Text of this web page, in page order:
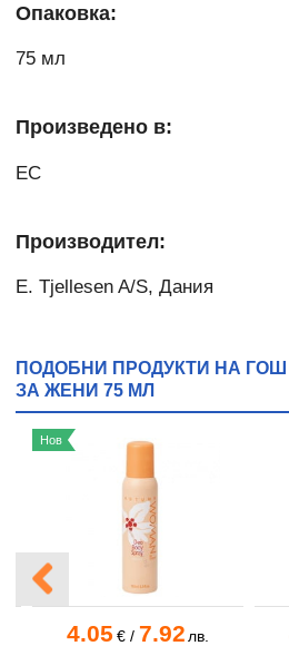
Опаковка:
75 мл
Произведено в:
ЕС
Производител:
E. Tjellesen A/S, Дания
ПОДОБНИ ПРОДУКТИ НА
ЗА ЖЕНИ 75 МЛ
4.05 €/ 7.92 лв.
Нов